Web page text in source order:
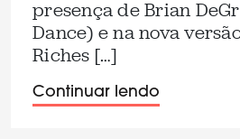
presença de Brian
Dance) e na nova
Riches […]
Continuar lendo